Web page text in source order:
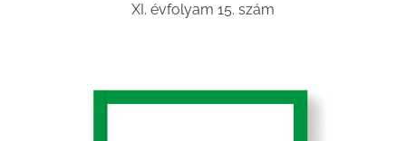
XI. évfolyam 15. szám